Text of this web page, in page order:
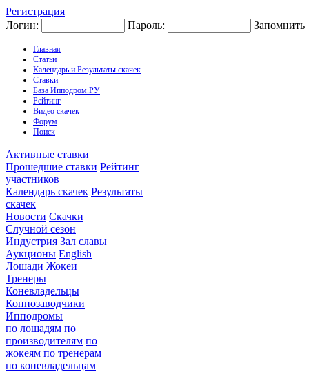
Регистрация
Логин:
Пароль: Запомнить
Главная
Статьи
Календарь и Результаты скачек
Ставки
База Ипподром.РУ
Рейтинг
Видео скачек
Форум
Поиск
Активные ставки
Прошедшие ставки Рейтинг
участников
Календарь скачек Результаты
скачек
Новости Скачки
Случной сезон
Индустрия Зал славы
Аукционы English
Лошади Жокеи
Тренеры
Коневладельцы
Коннозаводчики
Ипподромы
по лошадям по
производителям по
жокеям по тренерам
по коневладельцам